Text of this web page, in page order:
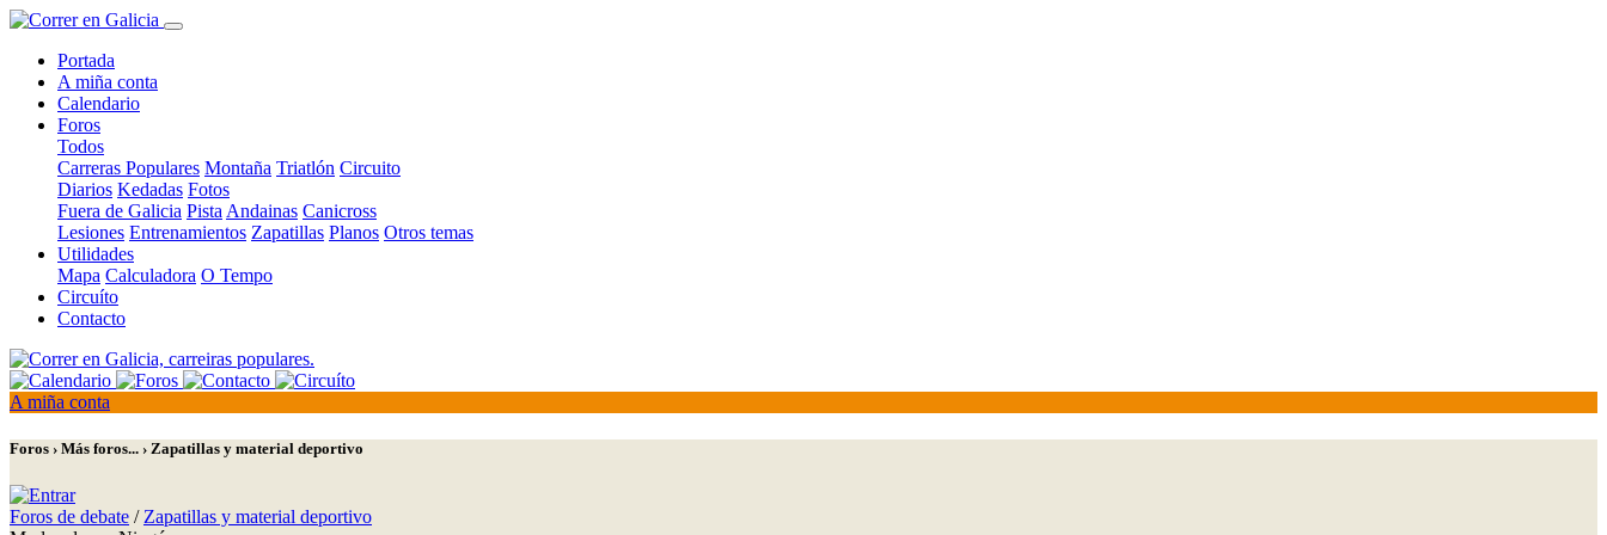
Portada
A miña conta
Calendario
Foros
Todos
Carreras Populares Montaña Triatlón Circuito
Diarios Kedadas Fotos
Fuera de Galicia Pista Andainas Canicross
Lesiones Entrenamientos Zapatillas Planos Otros temas
Utilidades
Mapa Calculadora O Tempo
Circuíto
Contacto
A miña conta
Foros › Más foros... › Zapatillas y material deportivo
Foros de debate / Zapatillas y material deportivo